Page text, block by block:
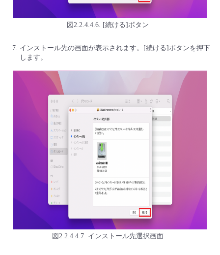
図2.2.4.4.6. [続ける]ボタン
インストール先の画面が表示されます。[続ける]ボタンを押下
します。
図2.2.4.4.7. インストール先選択画面